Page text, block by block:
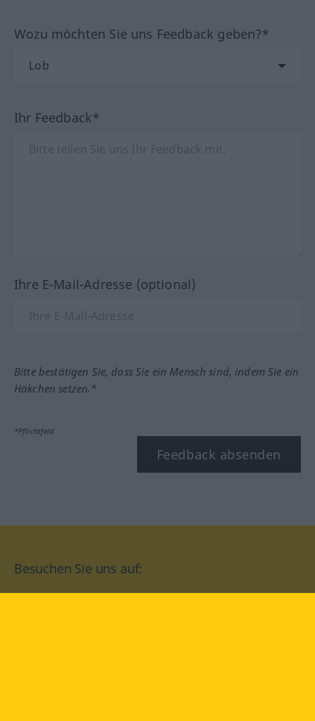
Wozu möchten Sie uns Feedback geben?*
Ihr Feedback*
Ihre E-Mail-Adresse (optional)
Bitte bestätigen Sie, dass Sie ein Mensch sind, indem Sie ein
Häkchen setzen.*
*Pflichtfeld
Feedback absenden
Besuchen Sie uns auf: